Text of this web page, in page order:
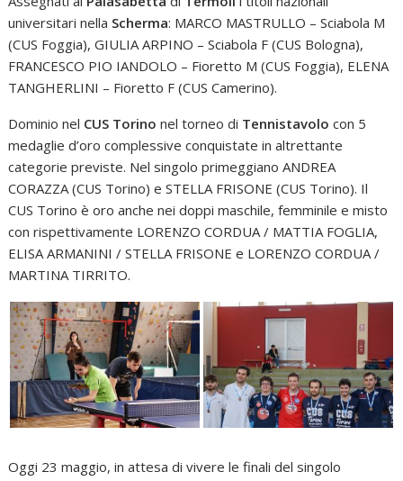
universitari nella Scherma: MARCO MASTRULLO – Sciabola M
(CUS Foggia), GIULIA ARPINO – Sciabola F (CUS Bologna),
FRANCESCO PIO IANDOLO – Fioretto M (CUS Foggia), ELENA
TANGHERLINI – Fioretto F (CUS Camerino).
Dominio nel CUS Torino nel torneo di Tennistavolo con 5
medaglie d’oro complessive conquistate in altrettante
categorie previste. Nel singolo primeggiano ANDREA
CORAZZA (CUS Torino) e STELLA FRISONE (CUS Torino). Il
CUS Torino è oro anche nei doppi maschile, femminile e misto
con rispettivamente LORENZO CORDUA / MATTIA FOGLIA,
ELISA ARMANINI / STELLA FRISONE e LORENZO CORDUA /
MARTINA TIRRITO.
Oggi 23 maggio, in attesa di vivere le finali del singolo